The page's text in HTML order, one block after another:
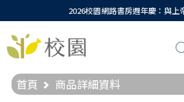
2026校園網路書房週年慶：與上
首頁 商品詳細資料